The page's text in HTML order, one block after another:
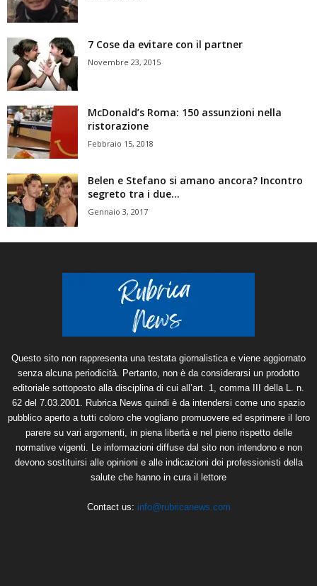
7 Cose da evitare con il partner
Novembre 23, 2015
McDonald’s Roma: 150 assunzioni nella
ristorazione
Febbraio 15, 2018
Belen e Stefano si amano ancora? Incontro
segreto tra i due…
Gennaio 3, 2017
Questo sito non rappresenta una testata giornalistica e viene aggiornato
senza alcuna periodicità. Pertanto, non è da considerarsi un prodotto
editoriale sottoposto alla disciplina di cui all’art. 1, comma III della L. n.
62 del 7.03.2001. Rubrica News quindi è da intendersi come uno spazio
pubblico aperto a tutti coloro che vogliano promuovere ed esprimere il loro
parere su vari argomenti, in piena libertà e nel pieno rispetto delle
normative vigenti. Le informazioni diffuse dal sito non intendono e non
devono sostituirsi alle opinioni e alle indicazioni dei professionisti della
salute che hanno in cura il lettore
Contact us: info@rubricanews.com